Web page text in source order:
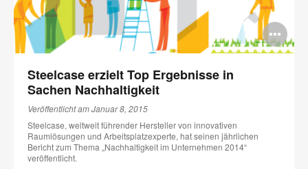
Steelcase erzielt Top Ergebnisse in
Sachen Nachhaltigkeit
Veröffentlicht am Januar 8, 2015
Steelcase, weltweit führender Hersteller von innovativen
Raumlösungen und Arbeitsplatzexperte, hat seinen jährlichen
Bericht zum Thema „Nachhaltigkeit im Unternehmen 2014“
veröffentlicht.